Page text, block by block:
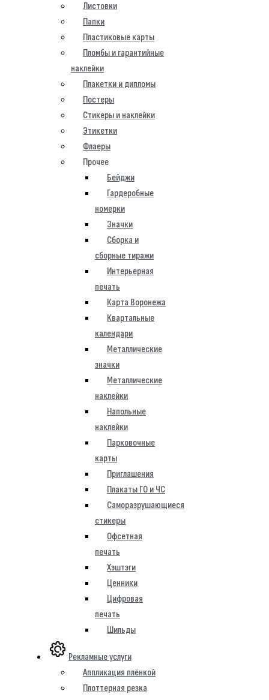
Листовки
Папки
Пластиковые карты
Пломбы и гарантийные
наклейки
Плакетки и дипломы
Постеры
Стикеры и наклейки
Этикетки
Флаеры
Прочее
Бейджи
Гардеробные
номерки
Значки
Сборка и
сборные тиражи
Интерьерная
печать
Карта Воронежа
Квартальные
календари
Металлические
значки
Металлические
наклейки
Напольные
наклейки
Парковочные
карты
Приглашения
Плакаты ГО и ЧС
Саморазрушающиеся
стикеры
Офсетная
печать
Хэштэги
Ценники
Цифровая
печать
Шильды
Рекламные услуги
Аппликация плёнкой
Плоттерная резка